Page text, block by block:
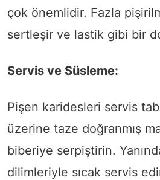
çok önemlidir. Fazla
sertleşir ve lastik gibi bir
Servis ve Süsleme:
Pişen karidesleri servis
üzerine taze doğranmış
biberiye serpiştirin.
dilimleriyle sıcak servis